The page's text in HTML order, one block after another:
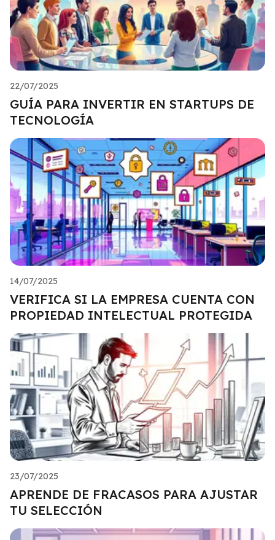
22/07/2025
GUÍA PARA INVERTIR EN STARTUPS DE
TECNOLOGÍA
14/07/2025
VERIFICA SI LA EMPRESA CUENTA CON
PROPIEDAD INTELECTUAL PROTEGIDA
23/07/2025
APRENDE DE FRACASOS PARA AJUSTAR
TU SELECCIÓN